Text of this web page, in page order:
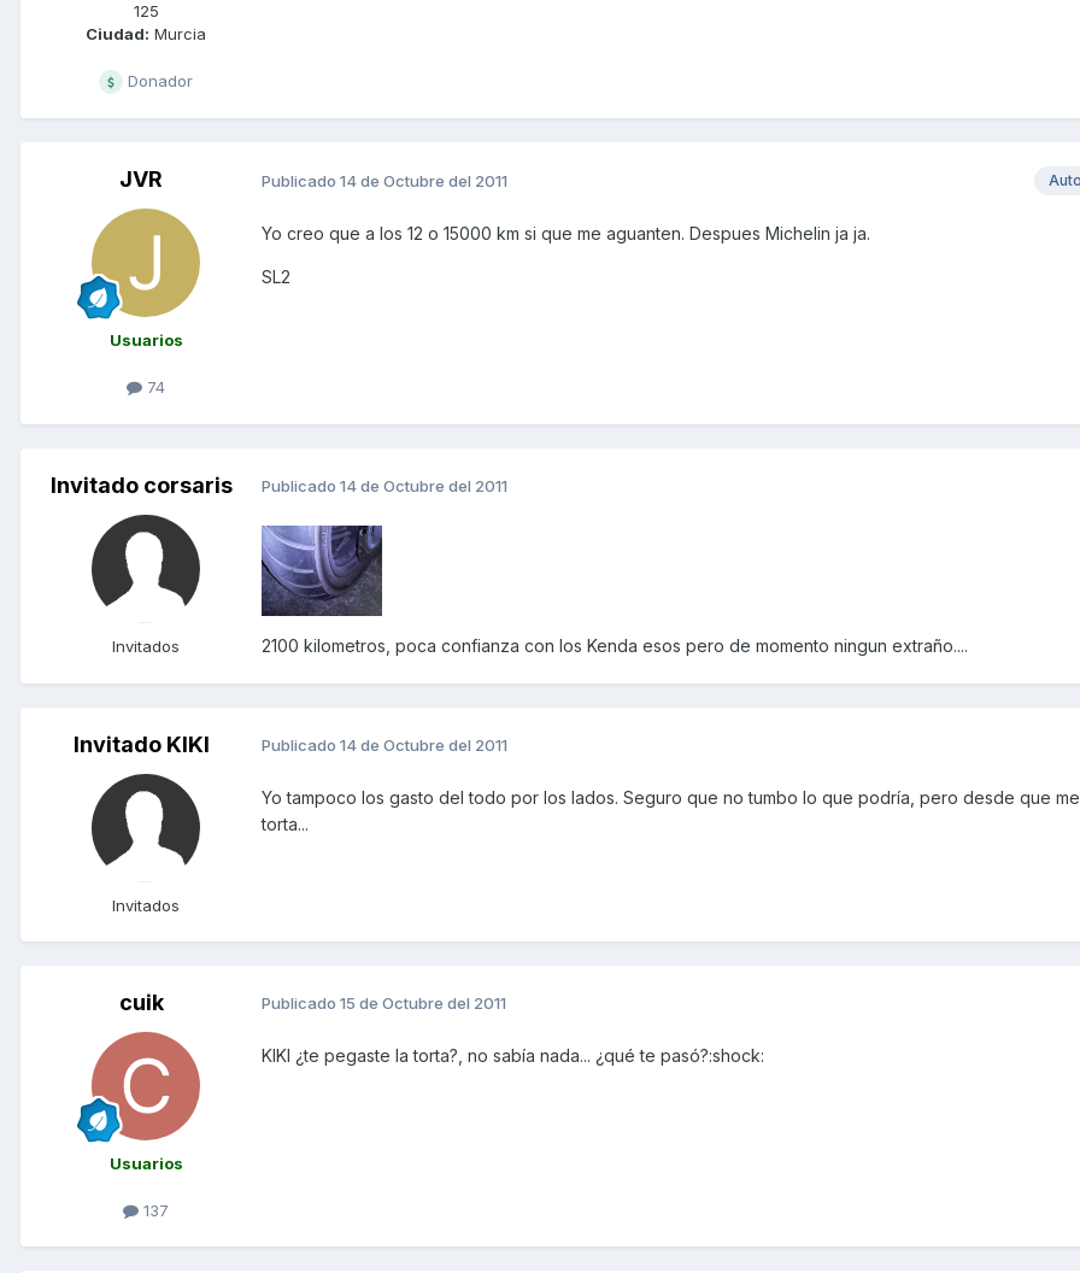
125
Ciudad: Murcia
Donador
JVR
Usuarios
74
Publicado 14 de Octubre del 2011
Yo creo que a los 12 o 15000 km si que me aguanten. Despues Michelin ja ja.
SL2
Invitado corsaris
Invitados
Publicado 14 de Octubre del 2011
2100 kilometros, poca confianza con los Kenda esos pero de momento ningun extraño....
Invitado KIKI
Invitados
Publicado 14 de Octubre del 2011
Yo tampoco los gasto del todo por los lados. Seguro que no tumbo lo que podría, pero desde que
torta...
cuik
Usuarios
137
Publicado 15 de Octubre del 2011
KIKI ¿te pegaste la torta?, no sabía nada... ¿qué te pasó?:shock: